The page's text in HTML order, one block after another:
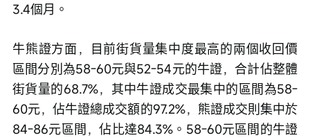
3.4個月。
牛熊證方面，目前街貨量集中度最高的兩個收回價
區間分別為58-60元與52-54元的牛證，合計佔整體
街貨量的68.7%，其中牛證成交最集中的區間為58-
60元，佔牛證總成交額的97.2%，熊證成交則集中於
84-86元區間，佔比達84.3%。58-60元區間的牛證